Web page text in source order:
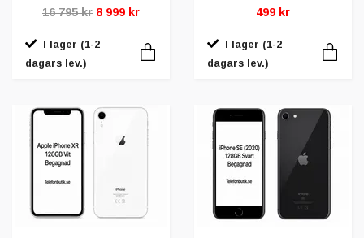
16 795 kr 8 999 kr
I lager (1-2
dagars lev.)
499 kr
I lager (1-2
dagars lev.)